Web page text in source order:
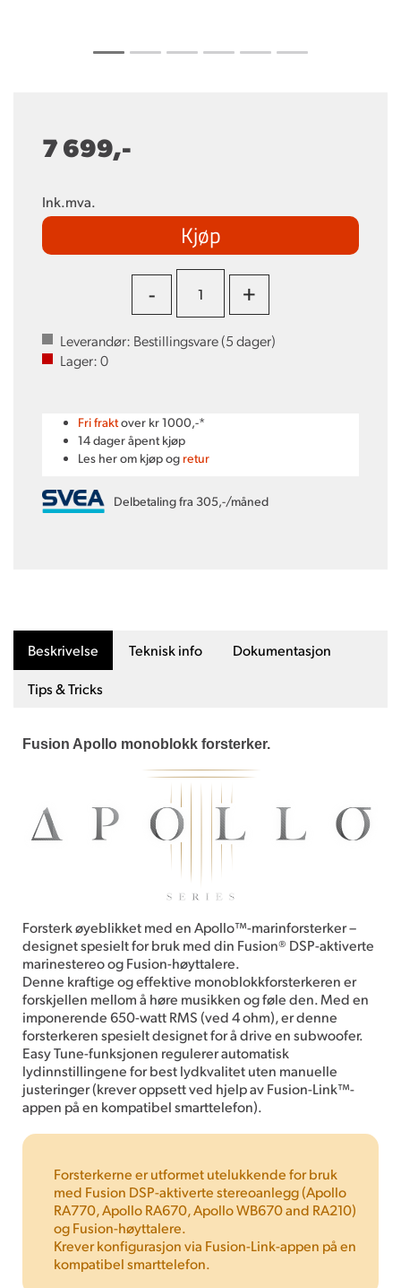
7 699,-
Ink.mva.
Kjøp
- +
Leverandør: Bestillingsvare (5dager)
Lager:0
Fri fraktover kr 1000,-*
14 dager åpent kjøp
Les her om kjøp og retur
Delbetaling fra 305,-/måned
Beskrivelse Teknisk info Dokumentasjon
Tips & Tricks
Fusion Apollo monoblokk forsterker.
Forsterk øyeblikket med en Apollo™-marinforsterker –
designet spesielt for bruk med din Fusion® DSP-aktiverte
marinestereo og Fusion-høyttalere.
Denne kraftige og effektive monoblokkforsterkeren er
forskjellen mellom å høre musikken og føle den. Med en
imponerende 650-watt RMS (ved 4 ohm), er denne
forsterkeren spesielt designet for å drive en subwoofer.
Easy Tune-funksjonen regulerer automatisk
lydinnstillingene for best lydkvalitet uten manuelle
justeringer (krever oppsett ved hjelp av Fusion-Link™-
appen på en kompatibel smarttelefon).
Forsterkerne er utformet utelukkende for bruk
med Fusion DSP-aktiverte stereoanlegg (Apollo
RA770, Apollo RA670, Apollo WB670 and RA210)
og Fusion-høyttalere.
Krever konfigurasjon via Fusion-Link-appen på en
kompatibel smarttelefon.